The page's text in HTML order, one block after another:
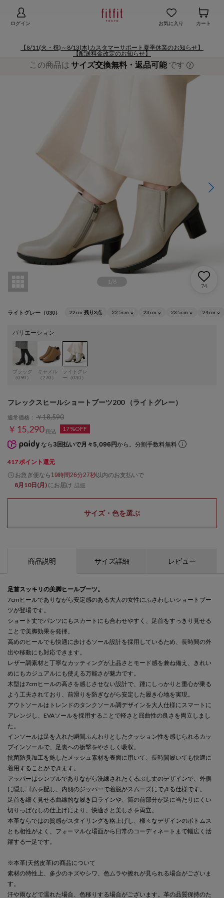
ログイン お気に入り カート
【8/11(火・祝)～8/13(木)カスタマーサポート夏季休業のお知らせ】
【配送料金改定のお知らせ】
この商品は サイズ交換無料・返品可能です
1 8
74
ライトグレー（030） 22cm 残り3点 22.5cm ○ 23cm ○ 23.5cm ○ 24cm ○
バリエーション
ブラック
（090）
キャメル
（270）
ライトグレ
ー（030）
フレックスヒールショートブーツ200 （ライトグレー）
通常価格： ￥18,590
￥15,290税込 17%OFF
なら 3回払いで月々5,096円から。分割手数料無料
417 ポイント還元
お急ぎ便なら 19時間26分27秒以内のお支払いで
8月10日(月) にお届け 詳細
サイズ・色を選ぶ
商品説明 サイズ詳細 レビュー
足首スッキリの美脚ヒールブーツ。
7cmヒールでありながら安定感のある大人の女性にふさわしいショートブー
ツが登場です。
ショート丈でパンツにもスカートにも合わせやすく、足首をすっきり見せる
ことで美脚効果を発揮。
高めのヒールでも快適に歩けるソール設計を採用しているため、長時間の外
出や移動にも対応できます。
レザー調素材と丁寧なカッティングが上品さとモード感を兼ね備え、きれい
めにもカジュアルにも使える万能さが魅力です。
木型は7cmヒールの高さを感じさせない設計で、踵にしっかりと重心が乗る
よう工夫されており、前滑りを防ぎながら安定した履き心地を実現。
アウトソールはトレンドのタンクソール調デザインを大人仕様にスマートに
アレンジし、EVAソールを採用することで軽さと屈曲性の良さを両立しまし
た。
インソールは足を入れた瞬間ふんわりとしたクッション性を感じられるカッ
プインソールで、足裏への衝撃をやさしく吸収。
抗菌防臭加工を施したメッシュ素材を表面に用いて、長時間履いても快適に
着用することができます。
アッパーはシンプルでありながら洗練されたくるぶし丈のデザインで、外側
に隠しゴムを配し、内側のジッパーで着脱がスムーズにできる仕様です。
足首を細く見せる曲線的な履き口ラインや、筒の前部分が足に当たりにくい
切りっぱなしの仕上げにより、快適さと美しさを両立。
本革ならではの質感がスタイリングを格上げし、様々なデザインのボトムス
とも相性がよく、フォーマルな場面から日常のコーディネートまで幅広く活
躍する一足です。
※本革(天然皮革)の商品について
素材の特性上、多少のキズやシワ、色ムラや擦れが見られる場合がございま
す。
汗や雨などで濡れた場合、色移りする場合がございます。革の品質保持のた